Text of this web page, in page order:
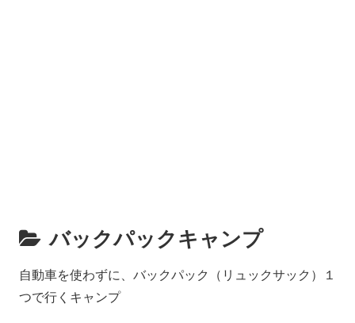
バックパックキャンプ
自動車を使わずに、バックパック（リュックサック）１
つで行くキャンプ